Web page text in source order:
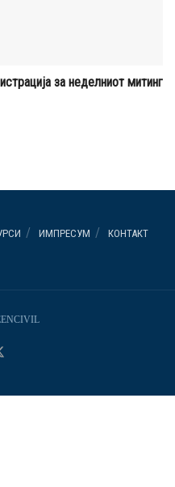
за неделниот митинг
ИМПРЕСУМ КОНТАКТ